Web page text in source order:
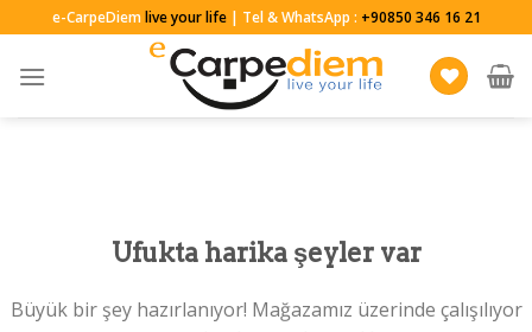
to
content
e-CarpeDiemlive your life| Tel & WhatsApp : +90850 346 16 21
Ufukta harika şeyler var
Büyük bir şey hazırlanıyor! Mağazamız üzerinde çalışılıyor